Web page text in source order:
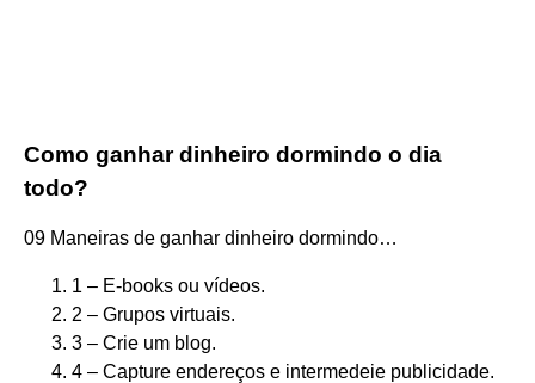
Como ganhar dinheiro dormindo o dia
todo?
09 Maneiras de ganhar dinheiro dormindo…
1 – E-books ou vídeos.
2 – Grupos virtuais.
3 – Crie um blog.
4 – Capture endereços e intermedeie publicidade.